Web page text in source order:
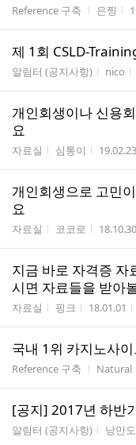
게시판명
Reference 구축 작성자
은찡
제 1회 CSLD-
게시판명
알림터 (공지사항) 작성자
nico
개인회생이나 신용
요
게시판명
자료실 작성자
심통이 작성시간
19.02.23
개인회생으로 고민
요
게시판명
자료실 작성자
코코로 작성시간
18.10.30
지금 바로 자격증 자
시면 자료들을 받아
게시판명
자료실 작성자
핑크 작성시간
18.01.01
국내 1위 카지노사
게시판명
Reference 구축 작성자
Natural
[공지] 2017년 하반
게시판명
알림터 (공지사항) 작성자
낭만